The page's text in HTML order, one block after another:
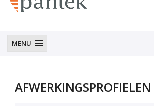
MENU
AFWERKINGSPROFIELEN